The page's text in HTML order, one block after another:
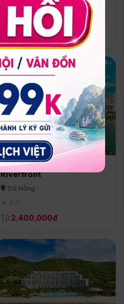
Quoc
Phú Quốc
★ 5.0
Melia Vinpearl Danang
Riverfront
Đà Nẵng
★ 5.0
Từ 2,400,000đ